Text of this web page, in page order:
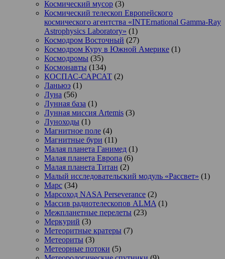
Космический мусор (3)
Космический телескоп Европейского
космического агентства «INTErnational Gamma-Ray
Astrophysics Laboratory» (1)
Космодром Восточный (27)
Космодром Куру в Южной Америке (1)
Космодромы (35)
Космонавты (134)
КОСПАС-САРСАТ (2)
Ланьюэ (1)
Луна (56)
Лунная база (1)
Лунная миссия Artemis (3)
Луноходы (1)
Магнитное поле (4)
Магнитные бури (11)
Малая планета Ганимед (1)
Малая планета Европа (6)
Малая планета Титан (2)
Малый исследовательский модуль «Рассвет» (1)
Марс (34)
Марсоход NASA Perseverance (2)
Массив радиотелескопов ALMA (1)
Межпланетные перелеты (23)
Меркурий (3)
Метеоритные кратеры (7)
Метеориты (3)
Метеорные потоки (5)